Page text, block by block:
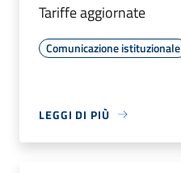
Tariffe aggiornate
Comunicazione istituzionale
LEGGI DI PIÙ